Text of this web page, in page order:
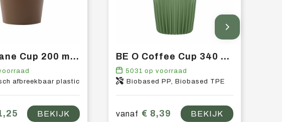
Sugarcane Cup 200 ml drinkbeker
afbreekbaar plastic
BEKIJK
BE O Coffee Cup 340 ml koffiebeker
5031 op voorraad
Biobased PP, Biobased TPE
vanaf € 8,39 BEKIJK